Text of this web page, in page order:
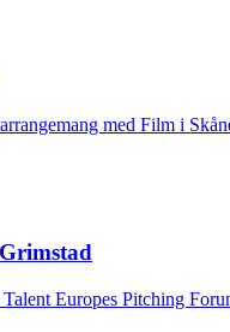
med Film i
Europes Pitching